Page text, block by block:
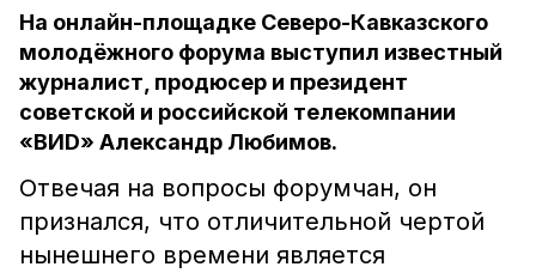
На онлайн-площадке Северо-Кавказского
молодёжного форума выступил известный
журналист, продюсер и президент
советской и российской телекомпании
«ВИD» Александр Любимов.
Отвечая на вопросы форумчан, он
признался, что отличительной чертой
нынешнего времени является